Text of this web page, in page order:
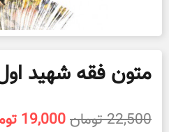
متون فقه شهید
22,500تومانقیمت
19,000